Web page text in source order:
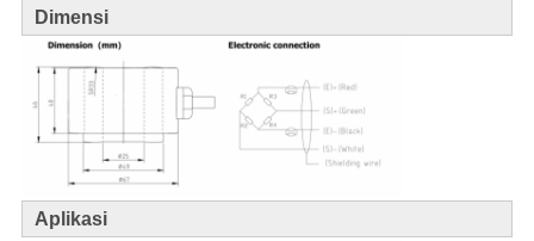
Dimensi
Aplikasi